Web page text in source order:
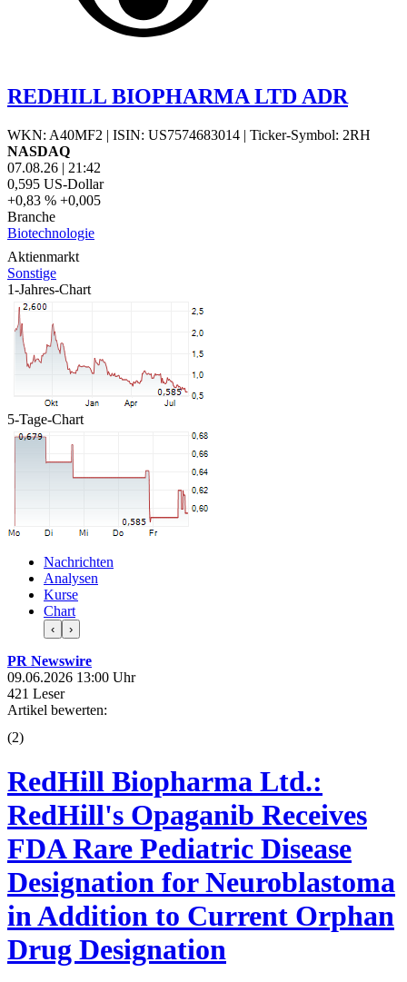
REDHILL BIOPHARMA LTD ADR
WKN: A40MF2 | ISIN: US7574683014 | Ticker-Symbol: 2RH
NASDAQ
07.08.26 | 21:42
0,595 US-Dollar
+0,83 % +0,005
Branche
Biotechnologie
Aktienmarkt
Sonstige
1-Jahres-Chart
5-Tage-Chart
Nachrichten
Analysen
Kurse
Chart
‹ ›
PR Newswire
09.06.2026 13:00 Uhr
421 Leser
Artikel bewerten:
(2)
RedHill Biopharma Ltd.:
RedHill's Opaganib Receives
FDA Rare Pediatric Disease
Designation for Neuroblastoma
in Addition to Current Orphan
Drug Designation